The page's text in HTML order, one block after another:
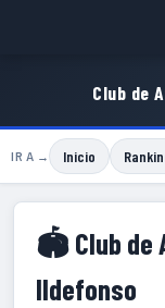
Club de
IR A → Inicio
🏟 Club de
Ildefonso